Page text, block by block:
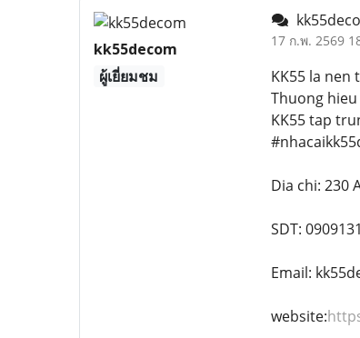
kk55decom
ผู้เยี่ยมชม
17 ก.พ. 2569
KK55 la
Thuong
KK55 tap
Dia chi: 230
SDT:
Email:
website: